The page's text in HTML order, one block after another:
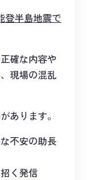
半島地震で
確な内容や
現場の混乱
あります。
不安の助長
く発信